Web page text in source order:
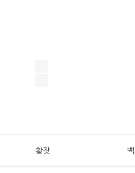
황잣